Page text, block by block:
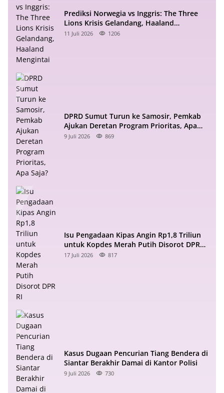
Prediksi Norwegia vs Inggris: The Three
Lions Krisis Gelandang, Haaland
Mengintai
11 Juli 2026 1206
DPRD Sumut Turun ke Samosir, Pemkab
Ajukan Deretan Program Prioritas, Apa
Saja?
9 Juli 2026 869
Isu Pengadaan Kipas Angin Rp1,8 Triliun
untuk Kopdes Merah Putih Disorot DPR
RI
17 Juli 2026 817
Kasus Dugaan Pencurian Tiang Bendera di
Siantar Berakhir Damai di Kantor Polisi
9 Juli 2026 730